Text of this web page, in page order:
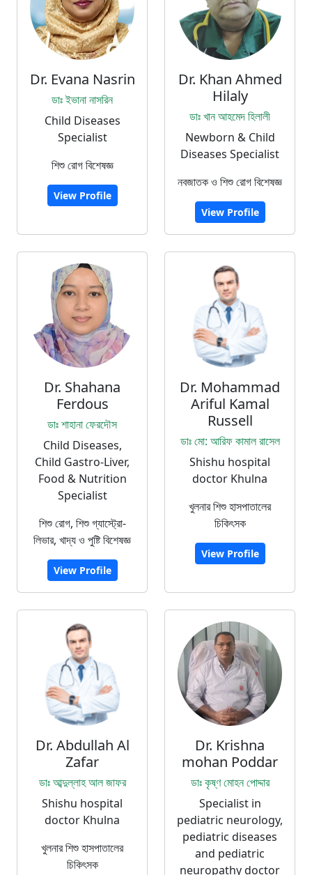
Dr. Evana Nasrin
ডাঃ ইভানা নাসরিন
Child Diseases
Specialist
শিশু রোগ বিশেষজ্ঞ
View Profile
Dr. Khan Ahmed
Hilaly
ডাঃ খান আহমেদ হিলালী
Newborn & Child
Diseases Specialist
নবজাতক ও শিশু রোগ বিশেষজ্ঞ
View Profile
Dr. Shahana
Ferdous
ডাঃ শাহানা ফেরদৌস
Child Diseases,
Child Gastro-Liver,
Food & Nutrition
Specialist
শিশু রোগ, শিশু গ্যাস্ট্রো-
লিভার, খাদ্য ও পুষ্টি বিশেষজ্ঞ
View Profile
Dr. Mohammad
Ariful Kamal
Russell
ডাঃ মো: আরিফ কামাল রাসেল
Shishu hospital
doctor Khulna
খুলনার শিশু হাসপাতালের
চিকিৎসক
View Profile
Dr. Abdullah Al
Zafar
ডাঃ আব্দুল্লাহ আল জাফর
Shishu hospital
doctor Khulna
খুলনার শিশু হাসপাতালের
চিকিৎসক
Dr. Krishna
mohan Poddar
ডাঃ কৃষ্ণ মোহন পোদ্দার
Specialist in
pediatric neurology,
pediatric diseases
and pediatric
neuropathy doctor